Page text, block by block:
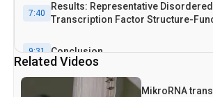
7:40
Results: Representative
Transcription Factor Structure-
9:31 Conclusion
Related Videos
MikroRNA